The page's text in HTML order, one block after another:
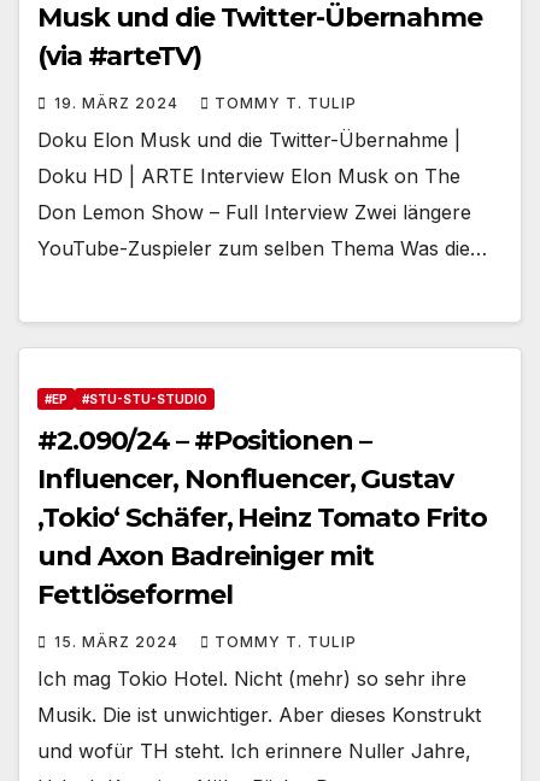
Musk und die Twitter-Übernahme
(via #arteTV)
19. MÄRZ 2024 TOMMY T. TULIP
Doku Elon Musk und die Twitter-Übernahme |
Doku HD | ARTE Interview Elon Musk on The
Don Lemon Show – Full Interview Zwei längere
YouTube-Zuspieler zum selben Thema Was die…
#EP #STU-STU-STUDIO
#2.090/24 – #Positionen –
Influencer, Nonfluencer, Gustav
‚Tokio‘ Schäfer, Heinz Tomato Frito
und Axon Badreiniger mit
Fettlöseformel
15. MÄRZ 2024 TOMMY T. TULIP
Ich mag Tokio Hotel. Nicht (mehr) so sehr ihre
Musik. Die ist unwichtiger. Aber dieses Konstrukt
und wofür TH steht. Ich erinnere Nuller Jahre,